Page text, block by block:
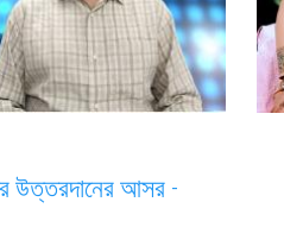
উত্তরদানের আসর -